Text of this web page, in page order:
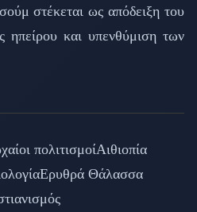
στέκεται ως απόδειξη του
ηπείρου και υπενθύμιση των
πολιτισμοίΑιθιοπία
Ερυθρά Θάλασσα